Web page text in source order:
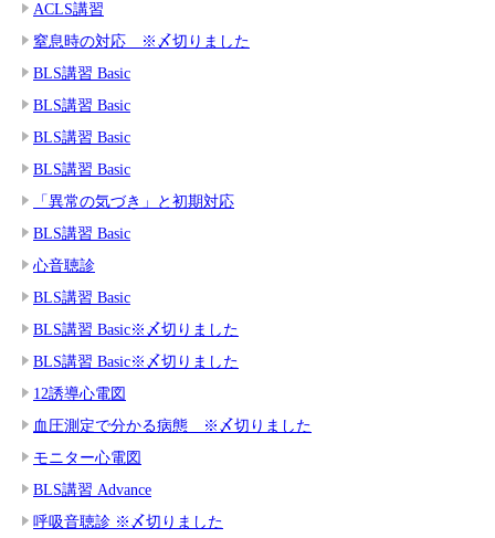
ACLS講習
窒息時の対応 ※〆切りました
BLS講習 Basic
BLS講習 Basic
BLS講習 Basic
BLS講習 Basic
「異常の気づき」と初期対応
BLS講習 Basic
心音聴診
BLS講習 Basic
BLS講習 Basic※〆切りました
BLS講習 Basic※〆切りました
12誘導心電図
血圧測定で分かる病態 ※〆切りました
モニター心電図
BLS講習 Advance
呼吸音聴診 ※〆切りました